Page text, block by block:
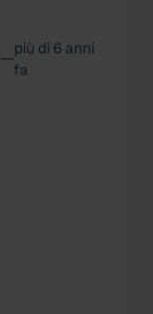
—più di 6 anni
fa